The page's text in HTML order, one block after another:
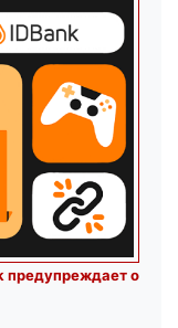
предупреждает о